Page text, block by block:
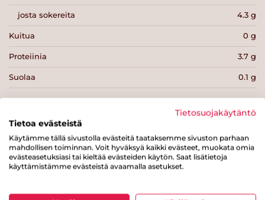
josta sokereita 4.3 g
Kuitua 0 g
Proteiinia 3.7 g
Suolaa 0.1 g
Tulosta sivu Jaa tuote
Tietosuojakäytäntö
Tietoa evästeistä
Käytämme tällä sivustolla evästeitä taataksemme sivuston parhaan
mahdollisen toiminnan. Voit hyväksyä kaikki evästeet, muokata omia
evästeasetuksiasi tai kieltää evästeiden käytön. Saat lisätietoja
käyttämistämme evästeistä avaamalla asetukset.